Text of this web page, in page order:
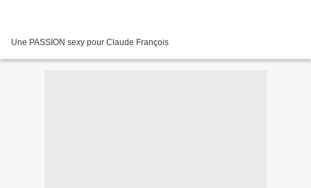
Une PASSION sexy pour Claude François